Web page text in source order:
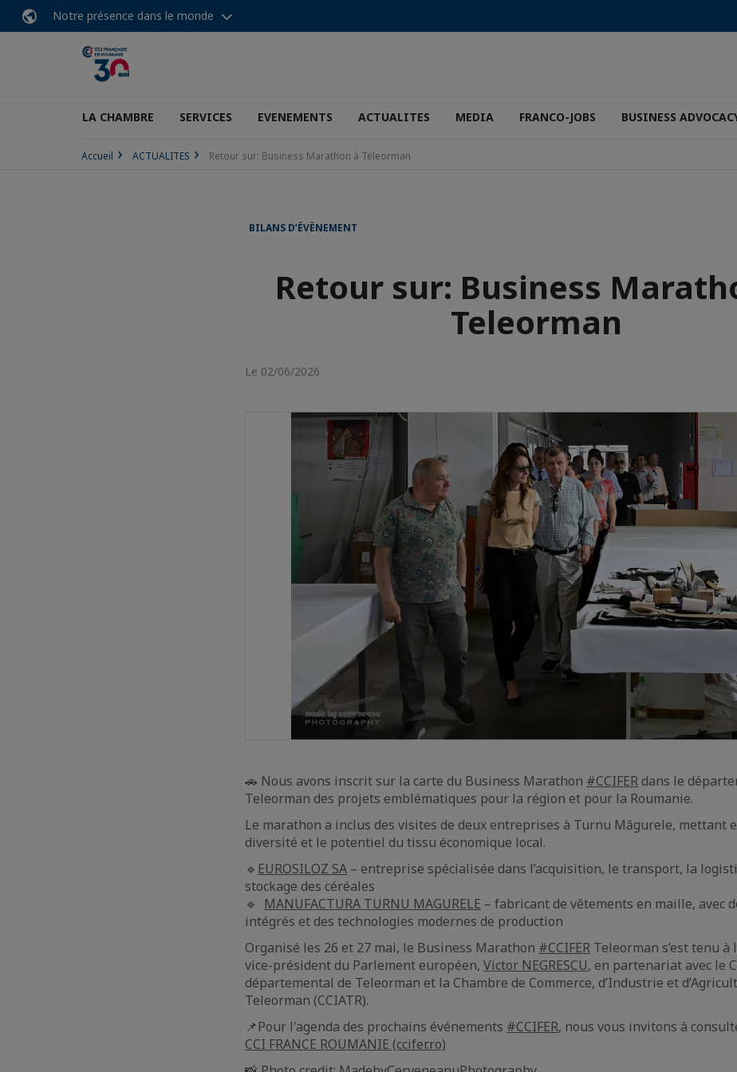
Notre présence dans le monde
LA CHAMBRE SERVICES EVENEMENTS ACTUALITES MEDIA FRANCO-JOBS BUSINESS
Accueil ACTUALITES Retour sur: Business Marathon à Teleorman
BILANS D’ÉVÈNEMENT
Retour sur: Business
Teleorman
Le 02/06/2026
🚗 Nous avons inscrit sur la carte du Business Marathon #CCIFERdans le
Teleorman des projets emblématiques pour la région et pour la Roumanie.
Le marathon a inclus des visites de deux entreprises à Turnu Măgurele, mettant
diversité et le potentiel du tissu économique local.
🔹 EUROSILOZ SA – entreprise spécialisée dans l’acquisition, le transport, la
stockage des céréales
🔹 MANUFACTURA TURNU MAGURELE – fabricant de vêtements en maille, avec
intégrés et des technologies modernes de production
Organisé les 26 et 27 mai, le Business Marathon #CCIFER Teleorman s’est tenu à
vice-président du Parlement européen, Victor NEGRESCU, en partenariat avec le
départemental de Teleorman et la Chambre de Commerce, d’Industrie et
Teleorman (CCIATR).
📌Pour l'agenda des prochains événements #CCIFER, nous vous invitons à
CCI FRANCE ROUMANIE (ccifer.ro)